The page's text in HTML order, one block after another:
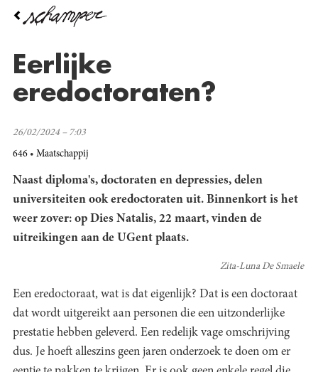
Overslaan
inhoud
Eerlijke
eredoctoraten?
26/02/2024 – 7:03
646 Maatschappij
Naast diploma's, doctoraten en depressies, delen
universiteiten ook eredoctoraten uit. Binnenkort is het
weer zover: op Dies Natalis, 22 maart, vinden de
uitreikingen aan de UGent plaats.
Zita-Luna De Smaele
Een eredoctoraat, wat is dat eigenlijk? Dat is een doctoraat
dat wordt uitgereikt aan personen die een uitzonderlijke
prestatie hebben geleverd. Een redelijk vage omschrijving
dus. Je hoeft alleszins geen jaren onderzoek te doen om er